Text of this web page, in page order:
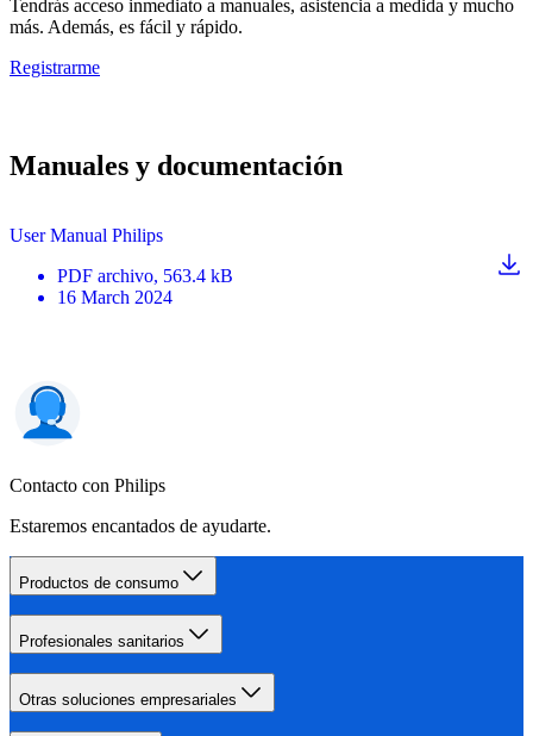
Tendrás acceso inmediato a manuales, asistencia a medida y mucho
más. Además, es fácil y rápido.
Registrarme
Manuales y documentación
User Manual Philips
PDF archivo, 563.4 kB
16 March 2024
Contacto con Philips
Estaremos encantados de ayudarte.
Productos de consumo
Profesionales sanitarios
Otras soluciones empresariales